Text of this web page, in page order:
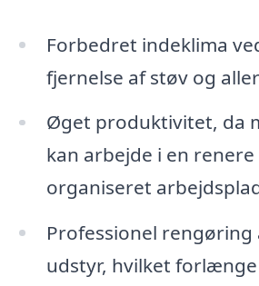
Forbedret indeklima
fjernelse af støv og
Øget produktivitet, da
kan arbejde i en
organiseret
Professionel rengøring
udstyr, hvilket